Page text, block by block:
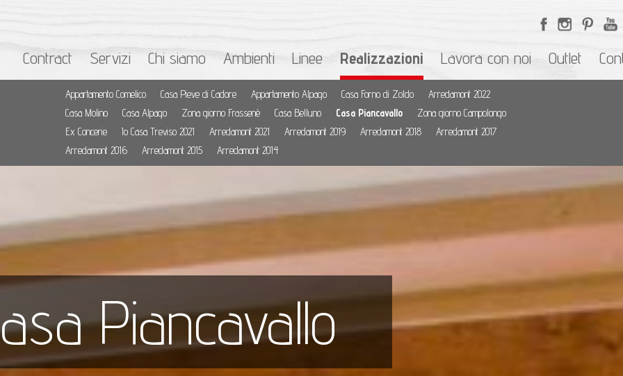
Contract Servizi Chi siamo Ambienti Linee Realizzazioni Lavora con noi Outlet
Appartamento Comelico Casa Pieve di Cadore Appartamento Alpago Casa Forno di Zoldo
Arredamont 2022
Casa Molino
Casa Alpago Zona giorno Frassenè Casa Belluno Casa Piancavallo
Zona giorno Campolongo
Ex Concerie
Io Casa Treviso 2021 Arredamont 2021 Arredamont 2019 Arredamont 2018
Arredamont 2017
Arredamont 2016
Arredamont 2015 Arredamont 2014
Piancavallo